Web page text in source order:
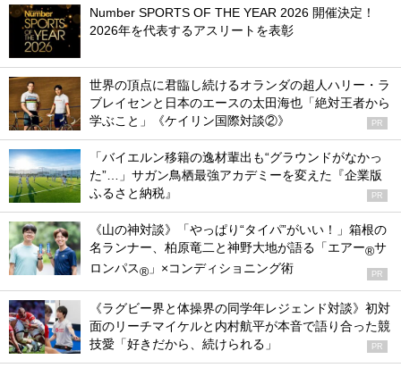
Number SPORTS OF THE YEAR 2026 開催決定！
2026年を代表するアスリートを表彰
世界の頂点に君臨し続けるオランダの超人ハリー・ラ
ブレイセンと日本のエースの太田海也「絶対王者から
学ぶこと」《ケイリン国際対談②》
PR
「バイエルン移籍の逸材輩出も“グラウンドがなかっ
た”…」サガン鳥栖最強アカデミーを変えた『企業版
ふるさと納税』
PR
《山の神対談》「やっぱり“タイパ”がいい！」箱根の
名ランナー、柏原竜二と神野大地が語る「エアー®サ
ロンパス® 」×コンディショニング術 PR
《ラグビー界と体操界の同学年レジェンド対談》初対
面のリーチマイケルと内村航平が本音で語り合った競
技愛「好きだから、続けられる」
PR